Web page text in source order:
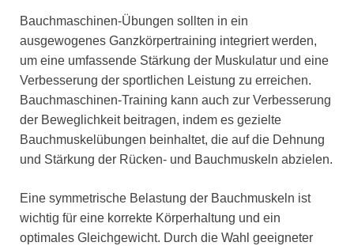
Bauchmaschinen-Übungen sollten in ein
ausgewogenes Ganzkörpertraining integriert werden,
um eine umfassende Stärkung der Muskulatur und eine
Verbesserung der sportlichen Leistung zu erreichen.
Bauchmaschinen-Training kann auch zur Verbesserung
der Beweglichkeit beitragen, indem es gezielte
Bauchmuskelübungen beinhaltet, die auf die Dehnung
und Stärkung der Rücken- und Bauchmuskeln abzielen.
Eine symmetrische Belastung der Bauchmuskeln ist
wichtig für eine korrekte Körperhaltung und ein
optimales Gleichgewicht. Durch die Wahl geeigneter